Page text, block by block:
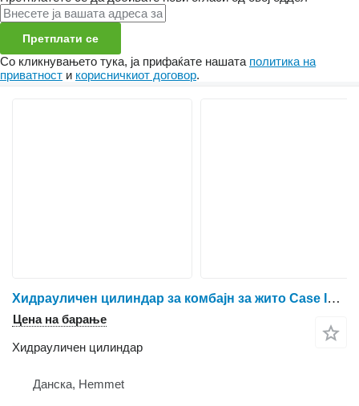
Претплати се
Со кликнувањето тука, ја прифаќате нашата политика на
приватност и корисничкиот договор.
Хидрауличен цилиндар за комбајн за жито Case IH STX 450
Цена на барање
Хидрауличен цилиндар
Данска, Hemmet